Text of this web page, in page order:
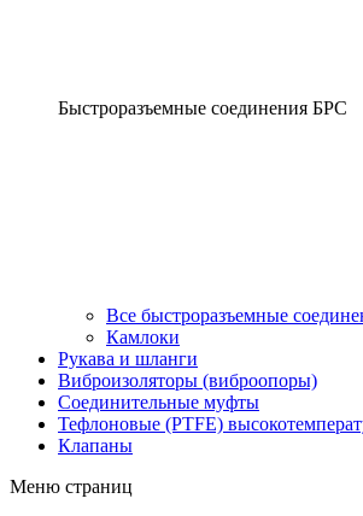
Быстроразъемные соединения БРС
Все быстроразъемные
Камлоки
Рукава и шланги
Виброизоляторы (виброопоры)
Соединительные муфты
Тефлоновые (PTFE)
Клапаны
Меню страниц